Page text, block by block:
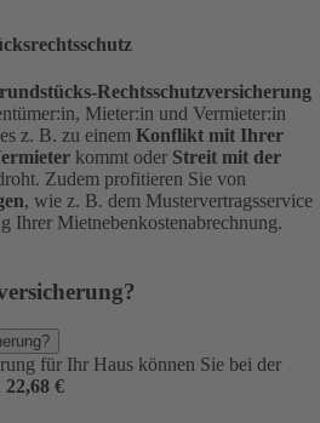
Rechtsschutzversicherung
Mieter:in und Vermieter:in
z. B. zu einem Konflikt mit Ihrer
kommt oder Streit mit der
Zudem profitieren Sie von
, wie z. B. dem Mustervertragsservice
Ihrer Mietnebenkostenabrechnung.
für Ihr Haus können Sie bei der
22,68 €